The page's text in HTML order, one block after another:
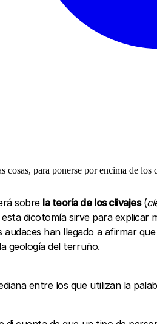
cosas, para ponerse por encima de los
sobre la teoría de los clivajes(
dicotomía sirve para
han llegado a afirmar
geología del terruño.
entre los que utilizan la